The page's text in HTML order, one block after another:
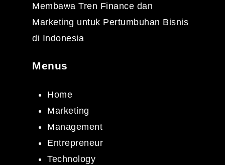
Membawa Tren Finance dan
Marketing untuk Pertumbuhan Bisnis
di Indonesia
Menus
Home
Marketing
Management
Entrepreneur
Technology